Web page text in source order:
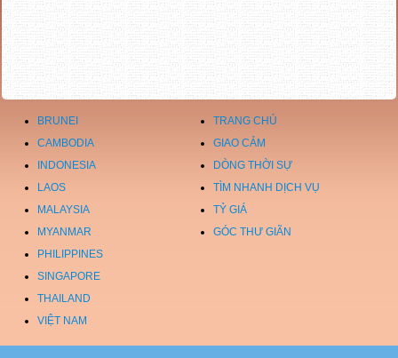
BRUNEI
TRANG CHỦ
CAMBODIA
GIAO CẢM
INDONESIA
DÒNG THỜI SỰ
LAOS
TÌM NHANH DỊCH VỤ
MALAYSIA
TỶ GIÁ
MYANMAR
GÓC THƯ GIÃN
PHILIPPINES
SINGAPORE
THAILAND
VIỆT NAM